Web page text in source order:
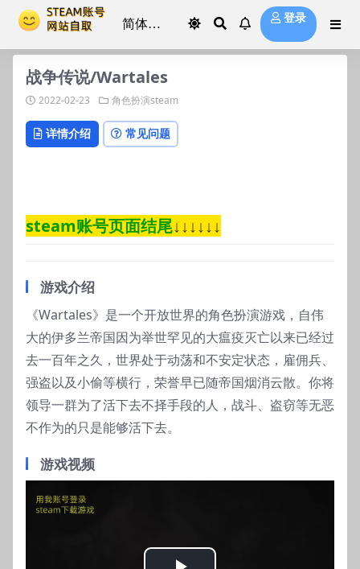
登录
战争传说/Wartales
2022-02-23 角色扮演steam
详情介绍 常见问题
steam账号页面结尾↓↓↓↓↓↓
游戏介绍
《Wartales》是一个开放世界的角色扮演游戏，自伟
大的伊多兰帝国因为举世罕见的大瘟疫灭亡以来已经过
去一百年之久，世界处于动荡和不安定状态，雇佣兵、
强盗以及小偷等横行，荣誉早已随帝国烟消云散。你将
领导一群为了活下去不择手段的人，战斗、盗窃等无恶
不作为的只是能够活下去。
游戏视频